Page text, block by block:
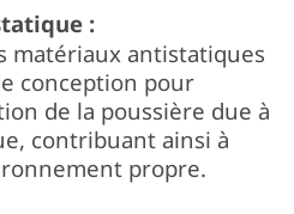
:
matériaux antistatiques
conception pour
de la poussière due à
contribuant ainsi à
propre.